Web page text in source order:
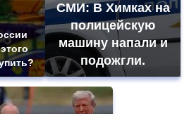
СМИ: В Химках на
полицейскую
машину напали и
подожгли.